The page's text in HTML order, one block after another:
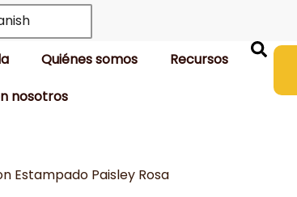
Quiénes somos
Recursos
nosotros
Estampado Paisley Rosa